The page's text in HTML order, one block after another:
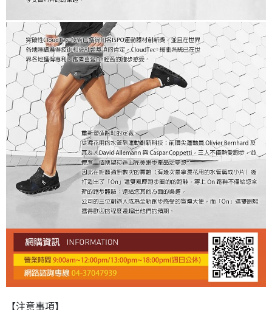
【注意事項】